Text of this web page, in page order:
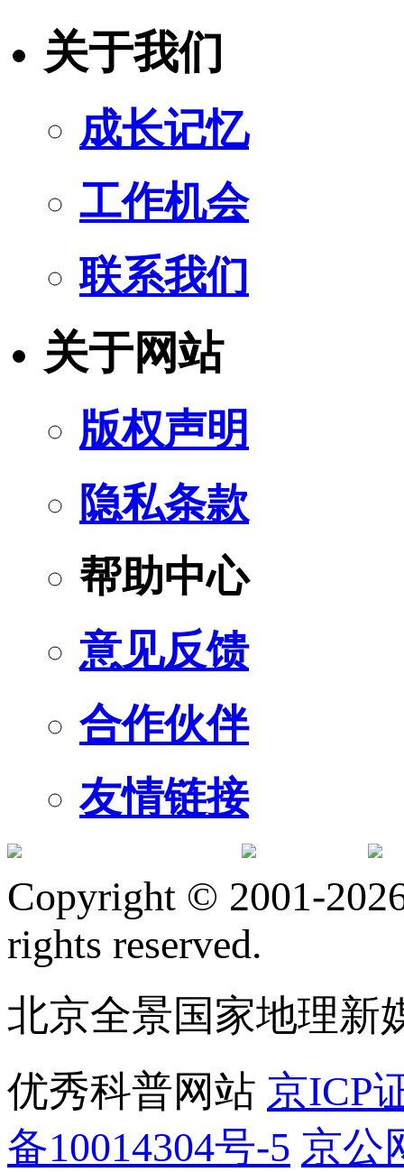
关于我们
成长记忆
工作机会
联系我们
关于网站
版权声明
隐私条款
帮助中心
意见反馈
合作伙伴
友情链接
Copyright © 2001-
rights reserved.
北京全景国家地理新
优秀科普网站 京ICP
备10014304号-5 京公